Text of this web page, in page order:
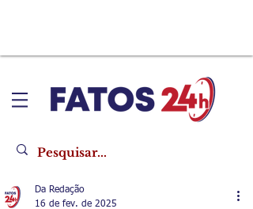
Da Redação
16 de fev. de 2025